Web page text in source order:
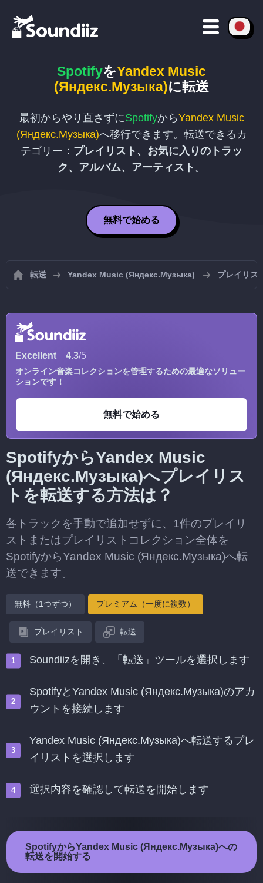
SpotifyをYandex Music
(Яндекс.Музыка)に転送
最初からやり直さずにSpotifyからYandex Music
(Яндекс.Музыка)へ移行できます。転送できるカ
テゴリー： プレイリスト、お気に入りのトラッ
ク、アルバム、アーティスト 。
無料で始める
転送 Yandex Music (Яндекс.Музыка) プレイリ
Excellent 4.3/5
オンライン音楽コレクションを管理するための最適なソリュー
ションです！
無料で始める
SpotifyからYandex Music
(Яндекс.Музыка)へプレイリス
トを転送する方法は？
各トラックを手動で追加せずに、1件のプレイリ
ストまたはプレイリストコレクション全体を
SpotifyからYandex Music (Яндекс.Музыка)へ転
送できます。
無料（1つずつ） プレミアム（一度に複数）
プレイリスト 転送
Soundiizを開き、「転送」ツールを選択します
SpotifyとYandex Music (Яндекс.Музыка)のアカ
ウントを接続します
Yandex Music (Яндекс.Музыка)へ転送するプレ
イリストを選択します
選択内容を確認して転送を開始します
SpotifyからYandex Music (Яндекс.Музыка)への
転送を開始する